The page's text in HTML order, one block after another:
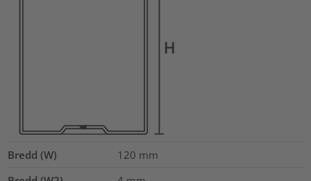
Bredd (W) 120 mm